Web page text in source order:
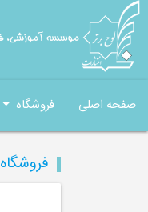
صفحه اصلی فروشگاه
فروشگاه